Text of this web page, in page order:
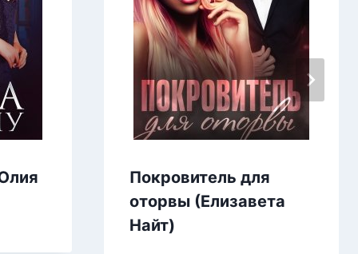
Покровитель для
оторвы (Елизавета
Найт)